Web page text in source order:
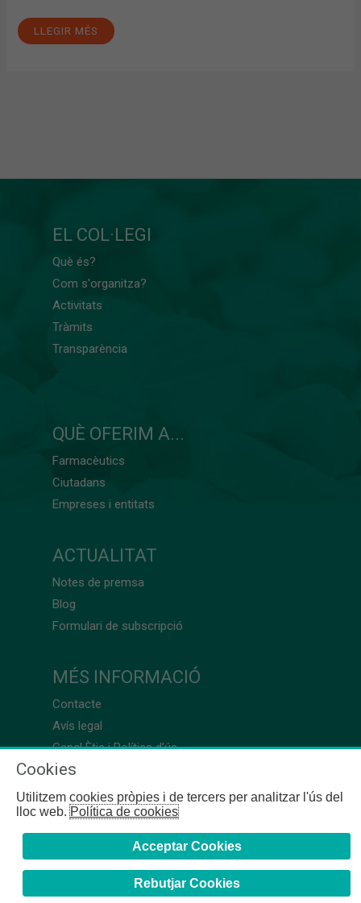
LLEGIR MÉS
EL COL·LEGI
Què és?
Com s'organitza?
Activitats
Tràmits
Transparència
QUÈ OFERIM A...
Farmacèutics
Ciutadans
Empreses i entitats
ACTUALITAT
Notes de premsa
Blog
Formulari de subscripció
MÉS INFORMACIÓ
Contacte
Avís legal
Canal Ètic i Política d’ús
Cookies
Utilitzem cookies pròpies i de tercers per analitzar l'ús del
lloc web.Política de cookies
Acceptar Cookies
Rebutjar Cookies